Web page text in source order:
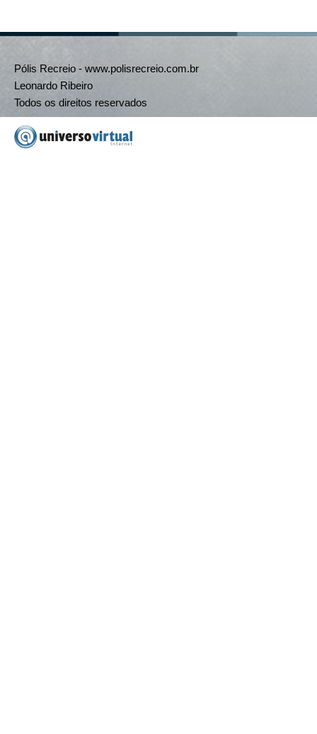
Pólis Recreio - www.polisrecreio.com.br
Leonardo Ribeiro
Todos os direitos reservados